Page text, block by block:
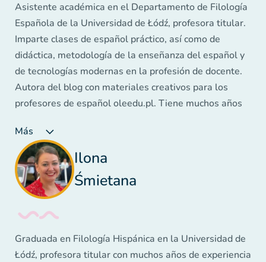
Asistente académica en el Departamento de Filología
Española de la Universidad de Łódź, profesora titular.
Imparte clases de español práctico, así como de
didáctica, metodología de la enseñanza del español y
de tecnologías modernas en la profesión de docente.
Autora del blog con materiales creativos para los
profesores de español oleedu.pl. Tiene muchos años
y adultos. Autora y coautora de numerosas
publicaciones, cursos, formaciones y webinars sobre la
enseñanza de idiomas. Ganadora de tres prestigiosos
premios en el Resumen del Movimiento Innovador en
la Educación - "Creador de la Innovación" (2015),
"Creador de la Competencia Social" (2016), "Docente
Innovador" (2017). En su trabajo se centra en el
aprendizaje basado en las emociones positivas.
Más
Ilona
Śmietana
Graduada en Filología Hispánica en la Universidad de
Łódź, profesora titular con muchos años de experiencia